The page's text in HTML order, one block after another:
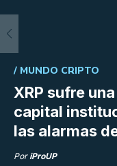
XRP sufre
capital
las alarmas
/ MUNDO CRIPTO
Por iProUP